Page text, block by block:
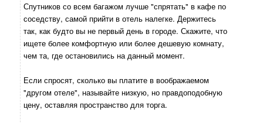
Спутников со всем багажом лучше "спрятать" в кафе по
соседству, самой прийти в отель налегке. Держитесь
так, как будто вы не первый день в городе. Скажите, что
ищете более комфортную или более дешевую комнату,
чем та, где остановились на данный момент.
Если спросят, сколько вы платите в воображаемом
"другом отеле", называйте низкую, но правдоподобную
цену, оставляя пространство для торга.